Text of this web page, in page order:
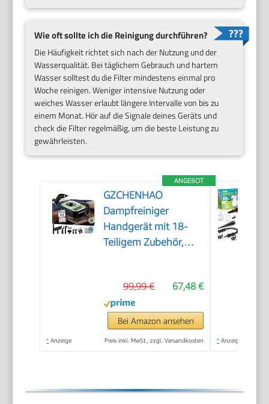
Wie oft sollte ich die Reinigung durchführen?
Die Häufigkeit richtet sich nach der Nutzung und der
Wasserqualität. Bei täglichem Gebrauch und hartem
Wasser solltest du die Filter mindestens einmal pro
Woche reinigen. Weniger intensive Nutzung oder
weiches Wasser erlaubt längere Intervalle von bis zu
einem Monat. Hör auf die Signale deines Geräts und
check die Filter regelmäßig, um die beste Leistung zu
gewährleisten.
ANGEBOT
GZCHENHAO
Dampfreiniger
Handgerät mit 18-
Teiligem Zubehör,
Druck – 99,99%
Reinigung & 100%
Natürlich,Steam
Cleaner für Boden,
67,48 €
99,99 €
Bei Amazon ansehen
* Anzeige Preis inkl. MwSt., zzgl. Versandkosten * Anzeige